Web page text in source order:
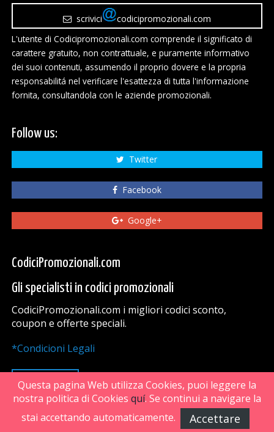
scrivici
codicipromozionali.com
L'utente di Codicipromozionali.com comprende il significato di
carattere gratuito, non contrattuale, e puramente informativo
dei suoi contenuti, assumendo il proprio dovere e la propria
responsabilitá nel verificare l'esattezza di tutta l'informazione
fornita, consultandola con le aziende promozionali.
Follow us:
Twitter
Facebook
Google+
CodiciPromozionali.com
Gli specialisti in codici promozionali
CodiciPromozionali.com i migliori codici sconto,
coupon e offerte speciali.
*Condicioni Legali
VAI SU
FiveDoors Network 2018
Questa pagina Web utilizza Cookies, puoi leggere la
nostra politica di Cookies quí. Se continui a navigare la
stai accettando automaticamente.
Accettare